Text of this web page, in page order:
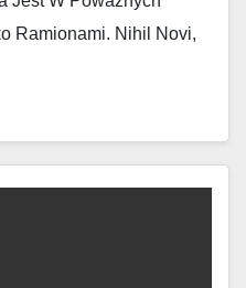
Ramionami. Nihil Novi,